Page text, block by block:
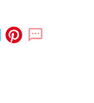
集さんが口を開いた。
誌とか。』